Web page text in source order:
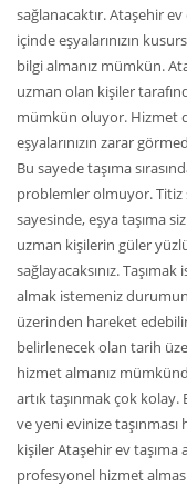
sağlanacaktır. Ataşehir ev
içinde eşyalarınızın
bilgi almanız mümkün.
uzman olan kişiler
mümkün oluyor. Hizmet
eşyalarınızın zarar
Bu sayede taşıma
problemler olmuyor. Titiz
sayesinde, eşya taşıma
uzman kişilerin güler yüzlü
sağlayacaksınız.
almak istemeniz
üzerinden hareket
belirlenecek olan tarih
hizmet almanız
artık taşınmak çok kolay.
ve yeni evinize taşınması
kişiler Ataşehir ev taşıma
profesyonel hizmet